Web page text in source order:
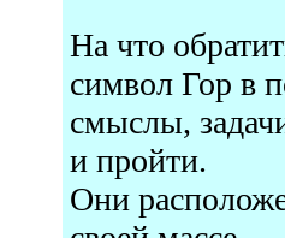
На что
символ Гор в
смыслы,
и пройти.
Они